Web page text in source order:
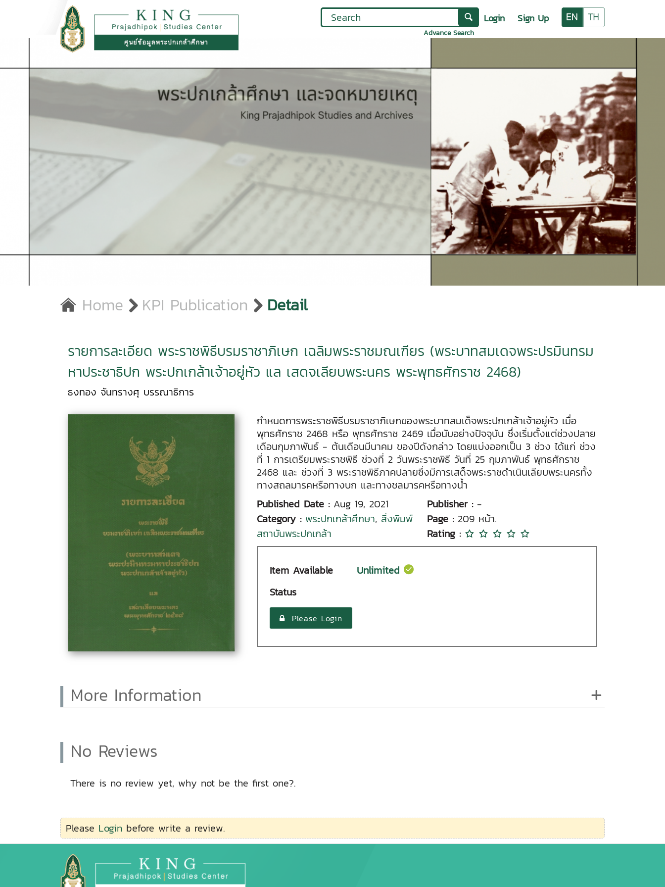
Login Sign Up
Advance Search
Home KPI Publication Detail
รายการละเอียด พระราชพิธีบรมราชาภิเษก เฉลิมพระราชมณเฑียร (พระบาทสมเดจพระปรมินทรม
หาประชาธิปก พระปกเกล้าเจ้าอยู่หัว แล เสดจเลียบพระนคร พระพุทธศักราช 2468)
ธงทอง จันทรางศุ บรรณาธิการ
กำหนดการพระราชพิธีบรมราชาภิเษกของพระบาทสมเด็จพระปกเกล้าเจ้าอยู่หัว เมื่อ
พุทธศักราช 2468 หรือ พุทธศักราช 2469 เมื่อนับอย่างปัจจุบัน ซึ่งเริ่มตั้งแต่ช่วงปลาย
เดือนกุมภาพันธ์ - ต้นเดือนมีนาคม ของปีดังกล่าว โดยแบ่งออกเป็น 3 ช่วง ได้แก่ ช่วง
ที่ 1 การเตรียมพระราชพิธี ช่วงที่ 2 วันพระราชพิธี วันที่ 25 กุมภาพันธ์ พุทธศักราช
2468 และ ช่วงที่ 3 พระราชพิธีภาคปลายซึ่งมีการเสด็จพระราชดำเนินเลียบพระนครทั้ง
ทางสถลมารคหรือทางบก และทางชลมารคหรือทางน้ำ
Published Date :Aug 19, 2021 Publisher :-
Category : พระปกเกล้าศึกษา, สิ่งพิมพ์
สถาบันพระปกเกล้า
Page :209 หน้า.
Rating :
Item Available
Unlimited
Status
Please Login
More Information
No Reviews
There is no review yet, why not be the first one?.
Please Login before write a review.